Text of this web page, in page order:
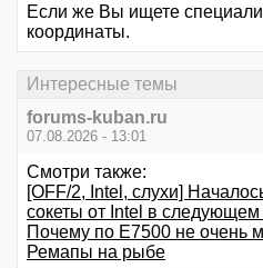
Если же Вы ищете
координаты.
Интересные темы
forums-kuban.ru
07.08.2026 - 13:01
Смотри также:
[OFF/2, Intel, слухи]
сокеты от Intel в следующем
Почему по Е7500 не очень
Ремапы на рыбе